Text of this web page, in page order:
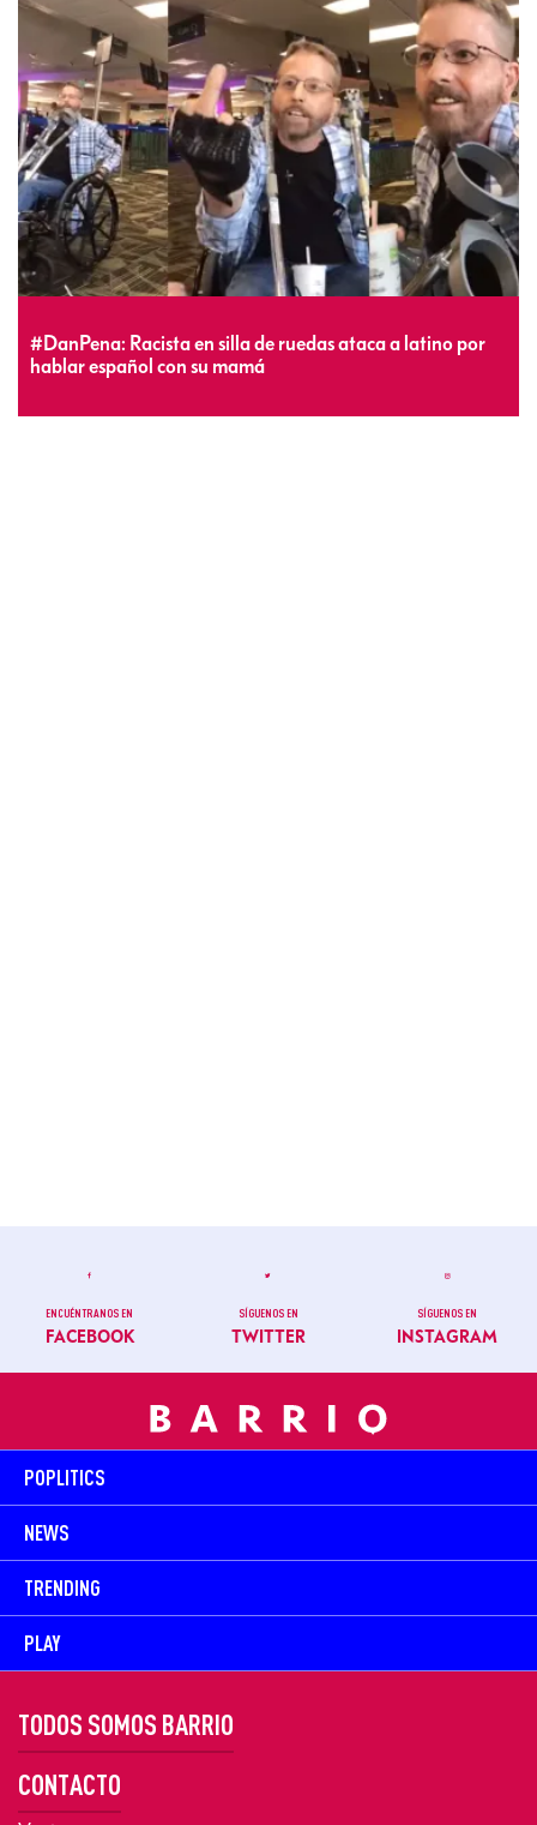
#DanPena: Racista en silla de ruedas ataca a latino por
hablar español con su mamá
ENCUÉNTRANOS EN
FACEBOOK
SÍGUENOS EN
TWITTER
SÍGUENOS EN
INSTAGRAM
POPLITICS
NEWS
TRENDING
PLAY
TODOS SOMOS BARRIO
CONTACTO